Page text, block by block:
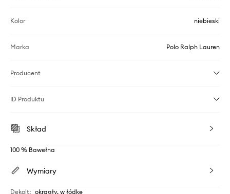
Kolor niebieski
Marka Polo Ralph Lauren
Producent
ID Produktu
Skład
100 % Bawełna
Wymiary
Dekolt: okrągły, w łódkę